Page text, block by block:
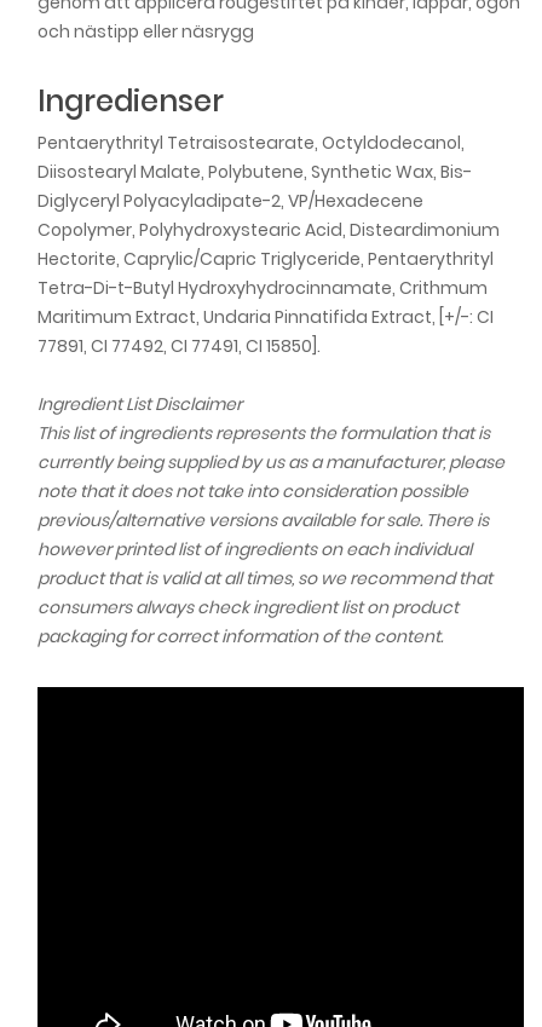
och nästipp eller näsrygg
Ingredienser
Pentaerythrityl Tetraisostearate, Octyldodecanol,
Diisostearyl Malate, Polybutene, Synthetic Wax, Bis-
Diglyceryl Polyacyladipate-2, VP/Hexadecene
Copolymer, Polyhydroxystearic Acid, Disteardimonium
Hectorite, Caprylic/Capric Triglyceride, Pentaerythrityl
Tetra-Di-t-Butyl Hydroxyhydrocinnamate, Crithmum
Maritimum Extract, Undaria Pinnatifida Extract, [+/-: CI
77891, CI 77492, CI 77491, CI 15850].
Ingredient List Disclaimer
This list of ingredients represents the formulation that is
currently being supplied by us as a manufacturer, please
note that it does not take into consideration possible
previous/alternative versions available for sale. There is
however printed list of ingredients on each individual
product that is valid at all times, so we recommend that
consumers always check ingredient list on product
packaging for correct information of the content.